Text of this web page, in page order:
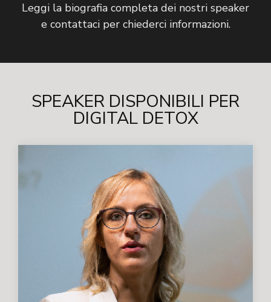
Leggi la biografia completa dei nostri speaker
e contattaci per chiederci informazioni.
SPEAKER DISPONIBILI PER
DIGITAL DETOX